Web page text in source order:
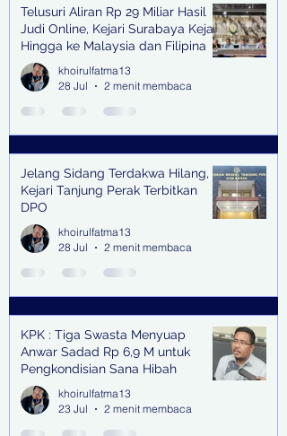
Telusuri Aliran Rp 29 Miliar Hasil
Judi Online, Kejari Surabaya Kejar
Hingga ke Malaysia dan Filipina
khoirulfatma13
28 Jul
2 menit membaca
Jelang Sidang Terdakwa Hilang,
Kejari Tanjung Perak Terbitkan
DPO
khoirulfatma13
28 Jul
2 menit membaca
KPK : Tiga Swasta Menyuap
Anwar Sadad Rp 6,9 M untuk
Pengkondisian Sana Hibah
khoirulfatma13
23 Jul
2 menit membaca